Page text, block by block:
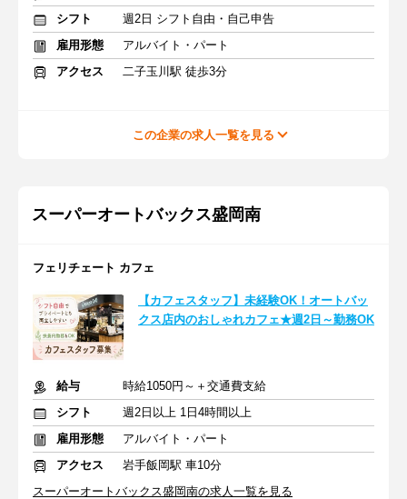
シフト
週2日 シフト自由・自己申告
雇用形態
アルバイト・パート
アクセス
二子玉川駅 徒歩3分
この企業の求人一覧を見る
スーパーオートバックス盛岡南
フェリチェート カフェ
【カフェスタッフ】未経験OK！オートバッ
クス店内のおしゃれカフェ★週2日～勤務OK
給与
時給1050円～＋交通費支給
シフト
週2日以上 1日4時間以上
雇用形態
アルバイト・パート
アクセス
岩手飯岡駅 車10分
スーパーオートバックス盛岡南の求人一覧を見る